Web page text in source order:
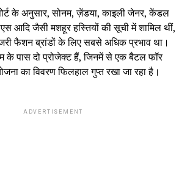
के अनुसार, सोनम, ज़ेंडया, काइली जेनर, केंडल
आदि जैसी मशहूर हस्तियों की सूची में शामिल थीं,
फैशन ब्रांडों के लिए सबसे अधिक प्रभाव था।
के पास दो प्रोजेक्ट हैं, जिनमें से एक बैटल फॉर
का विवरण फिलहाल गुप्त रखा जा रहा है।
ADVERTISEMENT